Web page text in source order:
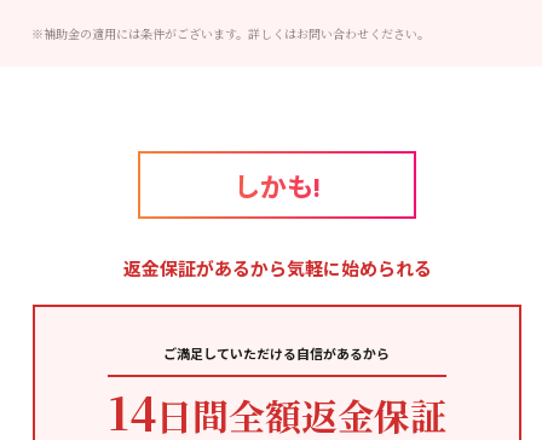
※補助金の適用には条件がございます。詳しくはお問い合わせください。
しかも!
返金保証があるから気軽に始められる
ご満足していただける自信があるから
14日間全額返金保証